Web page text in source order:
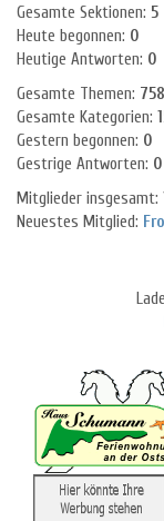
Gesamte Sektionen: 5
Heute begonnen: 0
Heutige Antworten: 0
Gesamte Themen: 758
Gesamte Kategorien:
Gestern begonnen: 0
Gestrige Antworten: 0
Mitglieder insgesamt:
Neuestes Mitglied: